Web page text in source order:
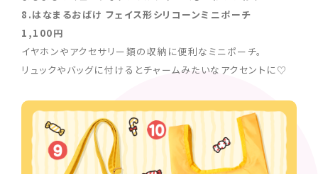
8.はなまるおばけ フェイス形シリコーンミニポーチ
1,100円
イヤホンやアクセサリー類の収納に便利なミニポーチ。
リュックやバッグに付けるとチャームみたいなアクセントに♡